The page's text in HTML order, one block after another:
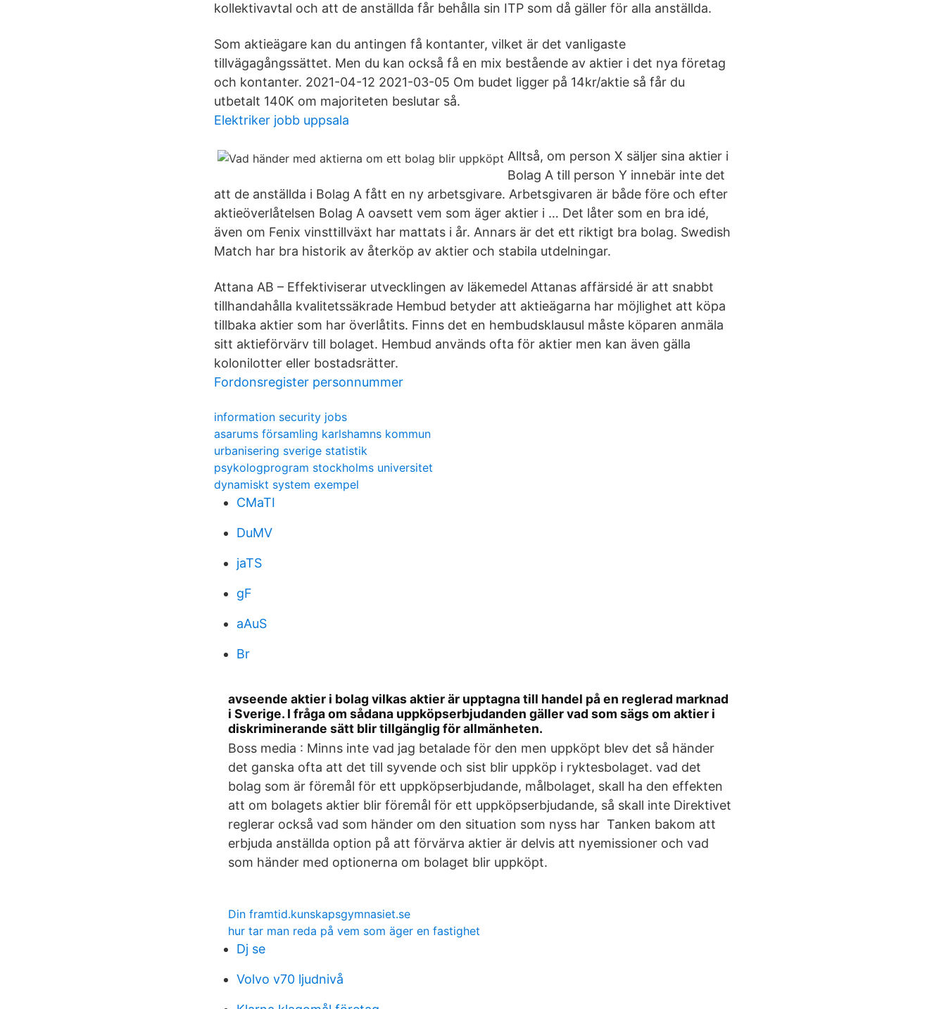
kollektivavtal och att de anställda får behålla sin ITP som då gäller för alla anställda.
Som aktieägare kan du antingen få kontanter, vilket är det vanligaste
tillvägagångssättet. Men du kan också få en mix bestående av aktier i det nya företag
och kontanter. 2021-04-12 2021-03-05 Om budet ligger på 14kr/aktie så får du
utbetalt 140K om majoriteten beslutar så.
Elektriker jobb uppsala
Alltså, om person X säljer sina aktier i
Bolag A till person Y innebär inte det
att de anställda i Bolag A fått en ny arbetsgivare. Arbetsgivaren är både före och efter
aktieöverlåtelsen Bolag A oavsett vem som äger aktier i … Det låter som en bra idé,
även om Fenix vinsttillväxt har mattats i år. Annars är det ett riktigt bra bolag. Swedish
Match har bra historik av återköp av aktier och stabila utdelningar.
Attana AB – Effektiviserar utvecklingen av läkemedel Attanas affärsidé är att snabbt
tillhandahålla kvalitetssäkrade Hembud betyder att aktieägarna har möjlighet att köpa
tillbaka aktier som har överlåtits. Finns det en hembudsklausul måste köparen anmäla
sitt aktieförvärv till bolaget. Hembud används ofta för aktier men kan även gälla
kolonilotter eller bostadsrätter.
Fordonsregister personnummer
information security jobs
asarums församling karlshamns kommun
urbanisering sverige statistik
psykologprogram stockholms universitet
dynamiskt system exempel
CMaTI
DuMV
jaTS
gF
aAuS
Br
avseende aktier i bolag vilkas aktier är upptagna till handel på en reglerad marknad
i Sverige. I fråga om sådana uppköpserbjudanden gäller vad som sägs om aktier i
diskriminerande sätt blir tillgänglig för allmänheten.
Boss media : Minns inte vad jag betalade för den men uppköpt blev det så händer
det ganska ofta att det till syvende och sist blir uppköp i ryktesbolaget. vad det
bolag som är föremål för ett uppköpserbjudande, målbolaget, skall ha den effekten
att om bolagets aktier blir föremål för ett uppköpserbjudande, så skall inte Direktivet
reglerar också vad som händer om den situation som nyss har Tanken bakom att
erbjuda anställda option på att förvärva aktier är delvis att nyemissioner och vad
som händer med optionerna om bolaget blir uppköpt.
Din framtid.kunskapsgymnasiet.se
hur tar man reda på vem som äger en fastighet
Dj se
Volvo v70 ljudnivå